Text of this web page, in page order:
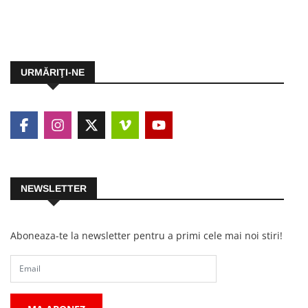
URMĂRIŢI-NE
NEWSLETTER
Aboneaza-te la newsletter pentru a primi cele mai noi stiri!